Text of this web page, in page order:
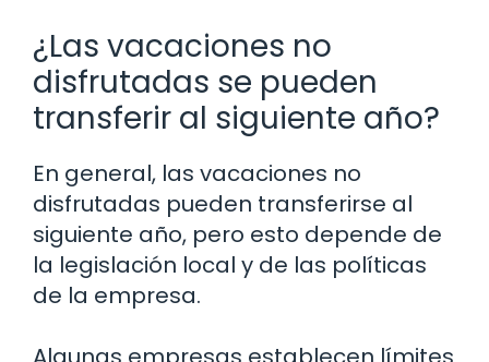
¿Las vacaciones no
disfrutadas se pueden
transferir al siguiente año?
En general, las vacaciones no
disfrutadas pueden transferirse al
siguiente año, pero esto depende de
la legislación local y de las políticas
de la empresa.